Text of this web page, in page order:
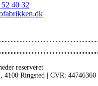
40 32
reserveret
4100 Ringsted | CVR: 44746360